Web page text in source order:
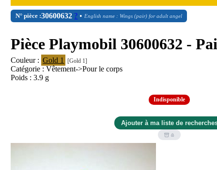
N° pièce :30600632 ? •English name : Wings (pair) for adult angel
Pièce Playmobil 30600632 -
Couleur : Gold 1 [Gold 1]
Catégorie : Vêtement->Pour le corps
Poids : 3.9 g
Indisponible